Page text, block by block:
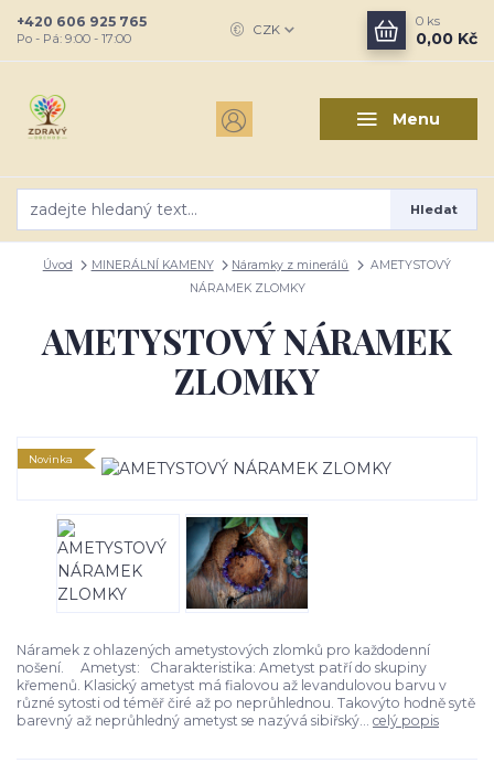
Menu
CZK
Hledat
+420 606 925 765
Po - Pá: 9:00 - 17:00
0 ks
0,00 Kč
Úvod MINERÁLNÍ KAMENY Náramky z minerálů
AMETYSTOVÝ
NÁRAMEK ZLOMKY
AMETYSTOVÝ NÁRAMEK
ZLOMKY
Novinka
Náramek z ohlazených ametystových zlomků pro každodenní
nošení. Ametyst: Charakteristika: Ametyst patří do skupiny
křemenů. Klasický ametyst má fialovou až levandulovou barvu v
různé sytosti od téměř čiré až po neprůhlednou. Takovýto hodně sytě
barevný až neprůhledný ametyst se nazývá sibiřský... celý popis